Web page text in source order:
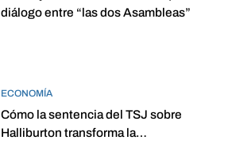
diálogo entre “las dos Asambleas”
ECONOMÍA
Cómo la sentencia del TSJ sobre
Halliburton transforma la